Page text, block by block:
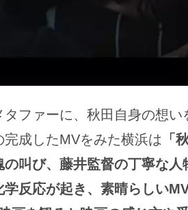
タファーに、秋田自身の想
成したMVをみた横浜は 「
叫び、藤井監督の丁寧な人
反応が起き、素晴らしい